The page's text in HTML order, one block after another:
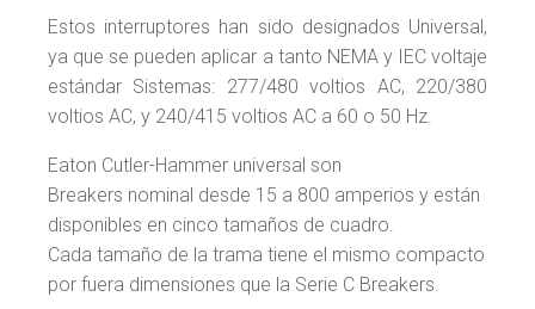
Estos interruptores han sido designados Universal,
ya que se pueden aplicar a tanto NEMA y IEC voltaje
estándar Sistemas: 277/480 voltios AC, 220/380
voltios AC, y 240/415 voltios AC a 60 o 50 Hz.
Eaton Cutler-Hammer universal son
Breakers nominal desde 15 a 800 amperios y están
disponibles en cinco tamaños de cuadro.
Cada tamaño de la trama tiene el mismo compacto
por fuera dimensiones que la Serie C Breakers.